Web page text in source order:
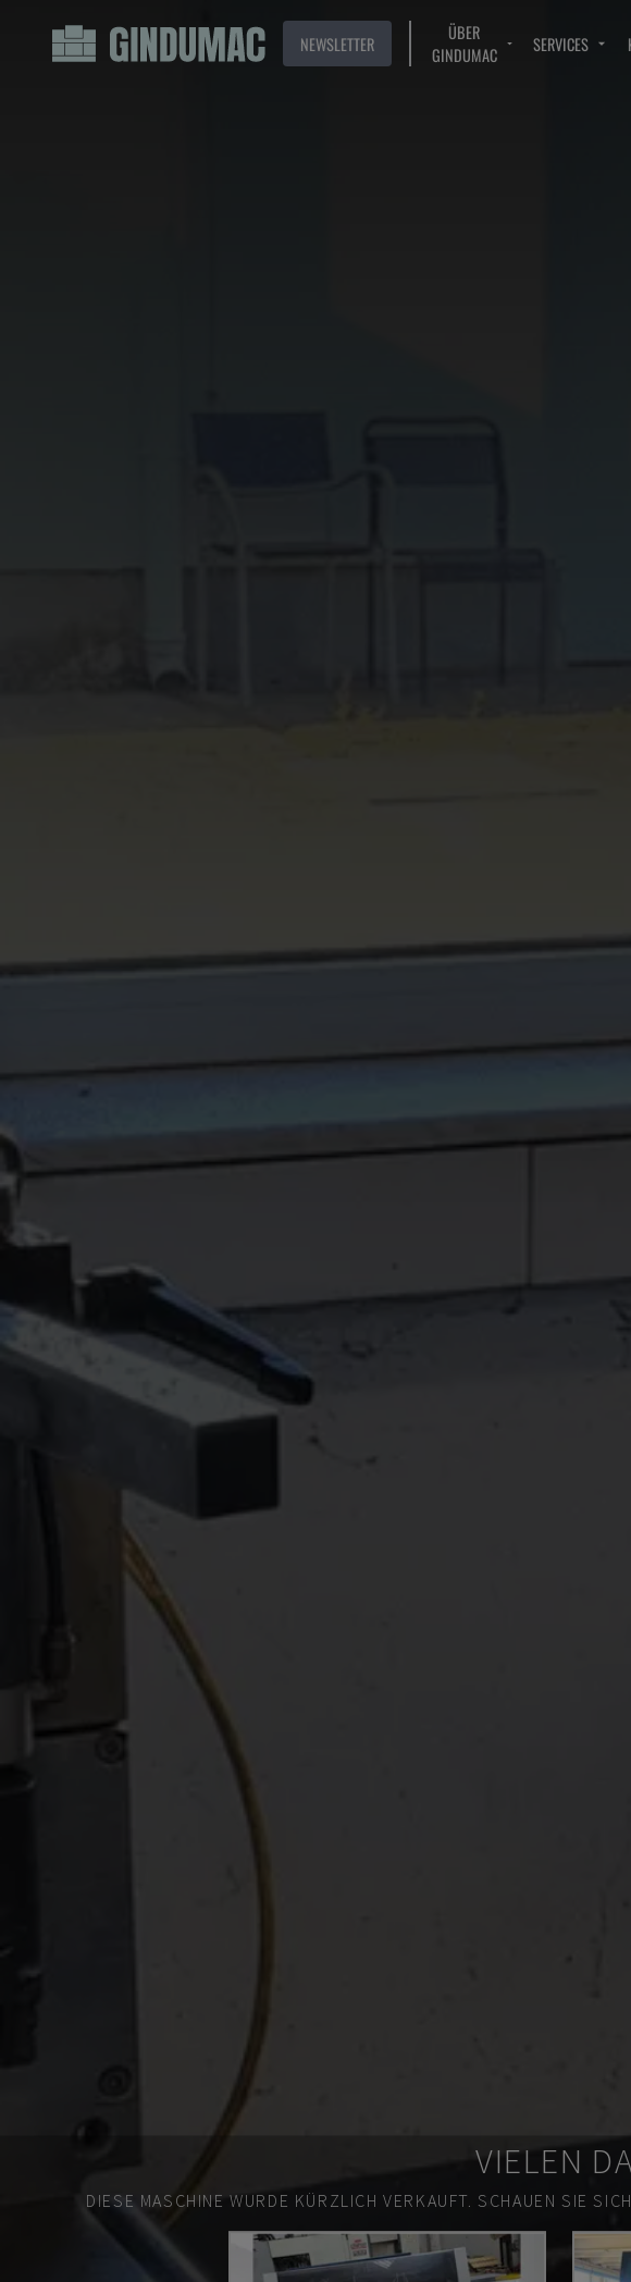
NEWSLETTER
ÜBER
GINDUMAC
SERVICES
VIELEN
DIESE MASCHINE WURDE KÜRZLICH VERKAUFT. SCHAUEN SIE